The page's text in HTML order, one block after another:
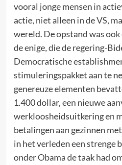
vooral jonge mensen in
actie, niet alleen in de VS,
wereld. De opstand was
de enige, die de regering-
Democratische
stimuleringspakket aan te
genereuze elementen
1.400 dollar, een nieuwe
werkloosheidsuitkering en
betalingen aan gezinnen
in het verleden een strenge
onder Obama de taak had